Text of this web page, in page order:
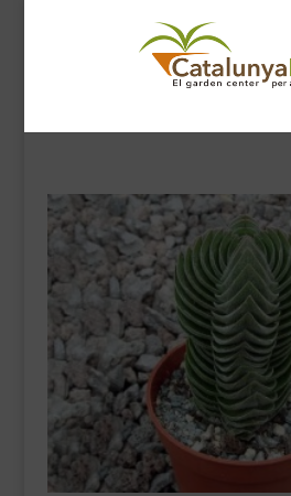
SÍGUENOS EN:
INICIO
PLANTAS
COMPLEMENTOS JARDÍN
MASCOTAS
DECORACIÓN
HORARIO GARDEN
CONTACTAR